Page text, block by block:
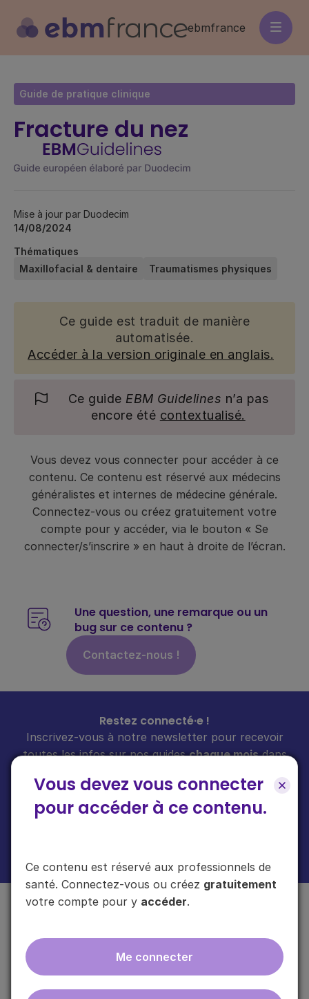
contenu
principal
ebmfrance
Vous devez vous connecter
pour accéder à ce contenu.
Ce contenu est réservé aux professionnels de
santé. Connectez-vous ou créez gratuitement
votre compte pour y accéder.
Me connecter
Guide de pratique clinique
Fracture du nez
Mise à jour par Duodecim
14/08/2024
Thématiques
Maxillofacial & dentaire
Traumatismes physiques
Ce guide est traduit de manière
automatisée.
Accéder à la version originale en anglais.
Ce guide EBM Guidelines n’a pas
encore été contextualisé.
Vous devez vous connecter pour accéder à ce
contenu. Ce contenu est réservé aux médecins
généralistes et internes de médecine générale.
Connectez-vous ou créez gratuitement votre
compte pour y accéder, via le bouton « Se
connecter/s’inscrire » en haut à droite de l’écran.
Une question, une remarque ou un
bug sur ce contenu ?
Contactez-nous !
Restez connecté·e !
Inscrivez-vous à notre newsletter pour recevoir
toutes les infos sur nos guideschaque moisdans
ebmfrance est une base de connaissances médicales